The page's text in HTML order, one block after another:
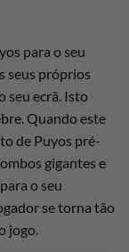
para o seu
seus próprios
seu ecrã. Isto
Quando este
de Puyos pré-
gigantes e
o seu
se torna tão
jogo.